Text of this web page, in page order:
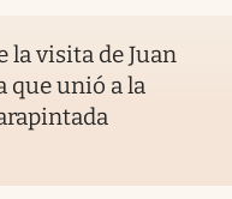
la visita de Juan
que unió a la